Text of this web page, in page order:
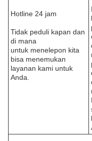
Hotline 24 jam
Tidak peduli kapan dan
di mana
untuk menelepon kita
bisa menemukan
layanan kami untuk
Anda.